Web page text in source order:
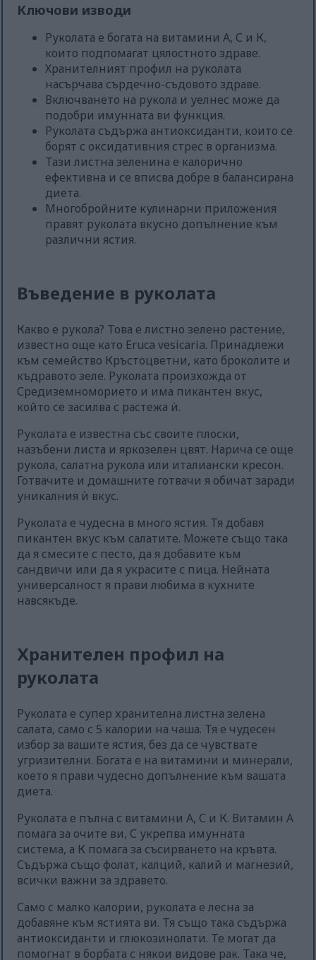
Ключови изводи
Руколата е богата на витамини А, С и К,
които подпомагат цялостното здраве.
Хранителният профил на руколата
насърчава сърдечно-съдовото здраве.
Включването на рукола и уелнес може да
подобри имунната ви функция.
Руколата съдържа антиоксиданти, които се
борят с оксидативния стрес в организма.
Тази листна зеленина е калорично
ефективна и се вписва добре в балансирана
диета.
Многобройните кулинарни приложения
правят руколата вкусно допълнение към
различни ястия.
Въведение в руколата
Какво е рукола? Това е листно зелено растение,
известно още като Eruca vesicaria. Принадлежи
към семейство Кръстоцветни, като броколите и
къдравото зеле. Руколата произхожда от
Средиземноморието и има пикантен вкус,
който се засилва с растежа ѝ.
Руколата е известна със своите плоски,
назъбени листа и яркозелен цвят. Нарича се още
рукола, салатна рукола или италиански кресон.
Готвачите и домашните готвачи я обичат заради
уникалния ѝ вкус.
Руколата е чудесна в много ястия. Тя добавя
пикантен вкус към салатите. Можете също така
да я смесите с песто, да я добавите към
сандвичи или да я украсите с пица. Нейната
универсалност я прави любима в кухните
навсякъде.
Хранителен профил на
руколата
Руколата е супер хранителна листна зелена
салата, само с 5 калории на чаша. Тя е чудесен
избор за вашите ястия, без да се чувствате
угризителни. Богата е на витамини и минерали,
което я прави чудесно допълнение към вашата
диета.
Руколата е пълна с витамини А, С и К. Витамин А
помага за очите ви, С укрепва имунната
система, а К помага за съсирването на кръвта.
Съдържа също фолат, калций, калий и магнезий,
всички важни за здравето.
Само с малко калории, руколата е лесна за
добавяне към ястията ви. Тя също така съдържа
антиоксиданти и глюкозинолати. Те могат да
помогнат в борбата с някои видове рак. Така че,